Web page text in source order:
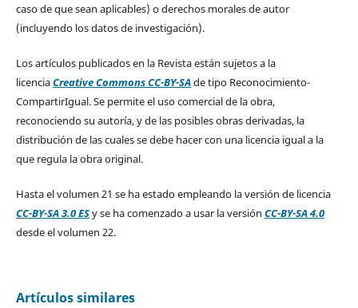
caso de que sean aplicables) o derechos morales de autor
(incluyendo los datos de investigación).
Los artículos publicados en la Revista están sujetos a la
licenciaCreative Commons CC-BY-SAde tipo Reconocimiento-
CompartirIgual. Se permite el uso comercial de la obra,
reconociendo su autoría, y de las posibles obras derivadas, la
distribución de las cuales se debe hacer con una licencia igual a la
que regula la obra original.
Hasta el volumen 21 se ha estado empleando la versión de licencia
CC-BY-SA 3.0 ESy se ha comenzado a usar la versión CC-BY-SA 4.0
desde el volumen 22.
Artículos similares